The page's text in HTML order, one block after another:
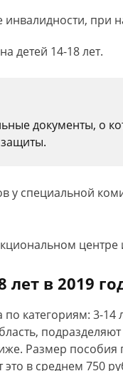
инвалидности, при
детей 14-18 лет.
документы, о
у специальной
центре
лет в 2019
категориям: 3-14
Размер пособия
это в среднем 750